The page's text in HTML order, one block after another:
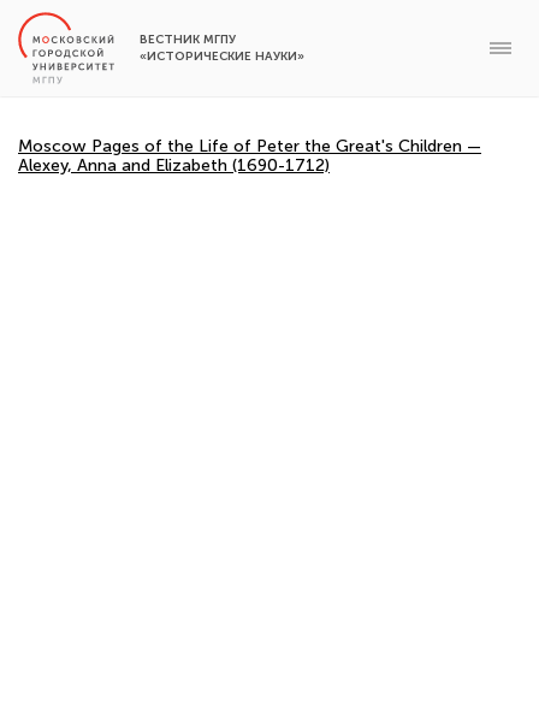
ВЕСТНИК МГПУ
«ИСТОРИЧЕСКИЕ НАУКИ»
Moscow Pages of the Life of Peter the Great's Children —
Alexey, Anna and Elizabeth (1690-1712)